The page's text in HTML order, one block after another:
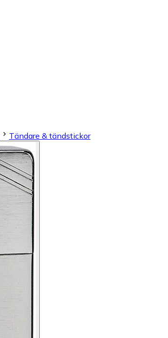
Tändare & tändstickor